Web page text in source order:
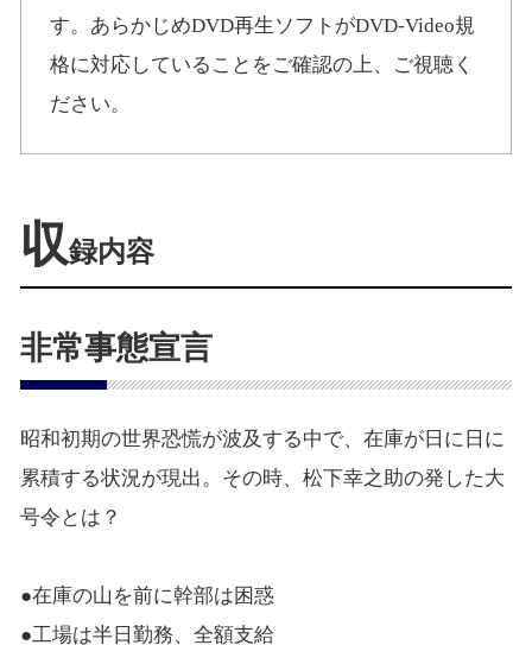
す。あらかじめDVD再生ソフトがDVD-Video規
格に対応していることをご確認の上、ご視聴く
ださい。
収録内容
非常事態宣言
昭和初期の世界恐慌が波及する中で、在庫が日に日に
累積する状況が現出。その時、松下幸之助の発した大
号令とは？
●在庫の山を前に幹部は困惑
●工場は半日勤務、全額支給